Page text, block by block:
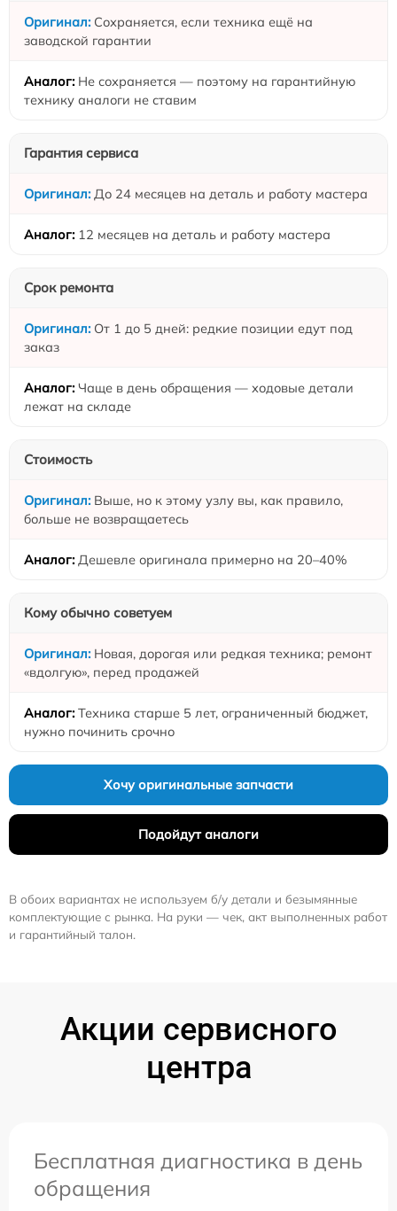
Сохраняется, если техника ещё на
заводской гарантии
Не сохраняется — поэтому на гарантийную
технику аналоги не ставим
Гарантия сервиса
До 24 месяцев на деталь и работу мастера
12 месяцев на деталь и работу мастера
Срок ремонта
От 1 до 5 дней: редкие позиции едут под
заказ
Чаще в день обращения — ходовые детали
лежат на складе
Стоимость
Выше, но к этому узлу вы, как правило,
больше не возвращаетесь
Дешевле оригинала примерно на 20–40%
Кому обычно советуем
Новая, дорогая или редкая техника; ремонт
«вдолгую», перед продажей
Техника старше 5 лет, ограниченный бюджет,
нужно починить срочно
Хочу оригинальные запчасти
Подойдут аналоги
В обоих вариантах не используем б/у детали и безымянные
комплектующие с рынка. На руки — чек, акт выполненных работ
и гарантийный талон.
Акции сервисного
центра
Бесплатная диагностика в день
обращения